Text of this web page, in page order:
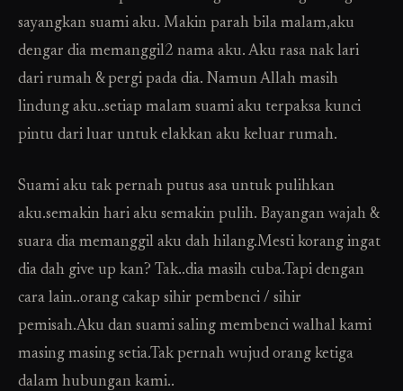
sayangkan suami aku. Makin parah bila malam,aku
dengar dia memanggil2 nama aku. Aku rasa nak lari
dari rumah & pergi pada dia. Namun Allah masih
lindung aku..setiap malam suami aku terpaksa kunci
pintu dari luar untuk elakkan aku keluar rumah.
Suami aku tak pernah putus asa untuk pulihkan
aku.semakin hari aku semakin pulih. Bayangan wajah &
suara dia memanggil aku dah hilang.Mesti korang ingat
dia dah give up kan? Tak..dia masih cuba.Tapi dengan
cara lain..orang cakap sihir pembenci / sihir
pemisah.Aku dan suami saling membenci walhal kami
masing masing setia.Tak pernah wujud orang ketiga
dalam hubungan kami..